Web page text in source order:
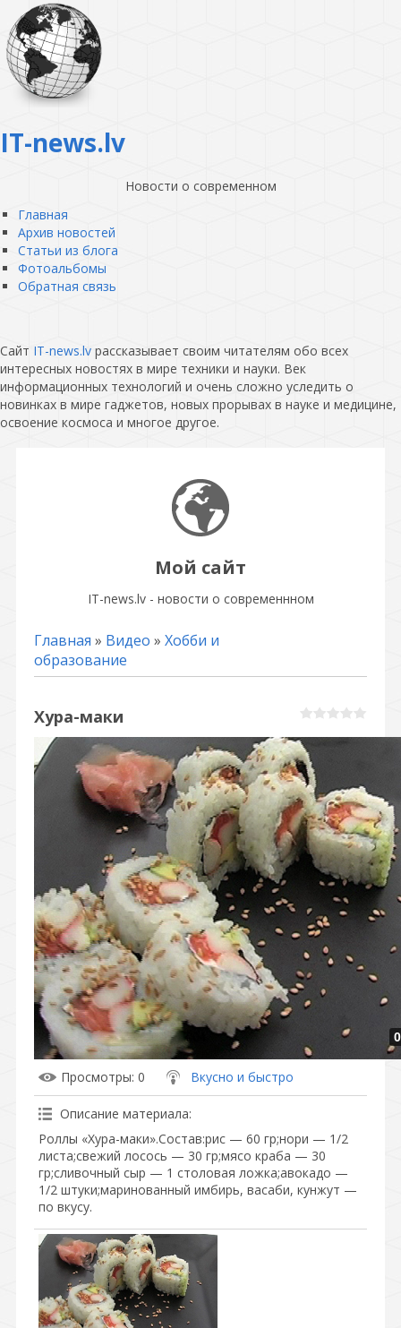
IT-news.lv
Новости о современном
Главная
Архив новостей
Статьи из блога
Фотоальбомы
Обратная связь
Сайт IT-news.lv рассказывает своим читателям обо всех
интересных новостях в мире техники и науки. Век
информационных технологий и очень сложно уследить о
новинках в мире гаджетов, новых прорывах в науке и медицине,
освоение космоса и многое другое.
Мой сайт
IT-news.lv - новости о современнном
Главная » Видео » Хобби и
образование
Хура-маки
Просмотры: 0 Вкусно и быстро
Описание материала:
Роллы «Хура-маки».Состав:рис — 60 гр;нори — 1/2
листа;свежий лосось — 30 гр;мясо краба — 30
гр;сливочный сыр — 1 столовая ложка;авокадо —
1/2 штуки;маринованный имбирь, васаби, кунжут —
по вкусу.